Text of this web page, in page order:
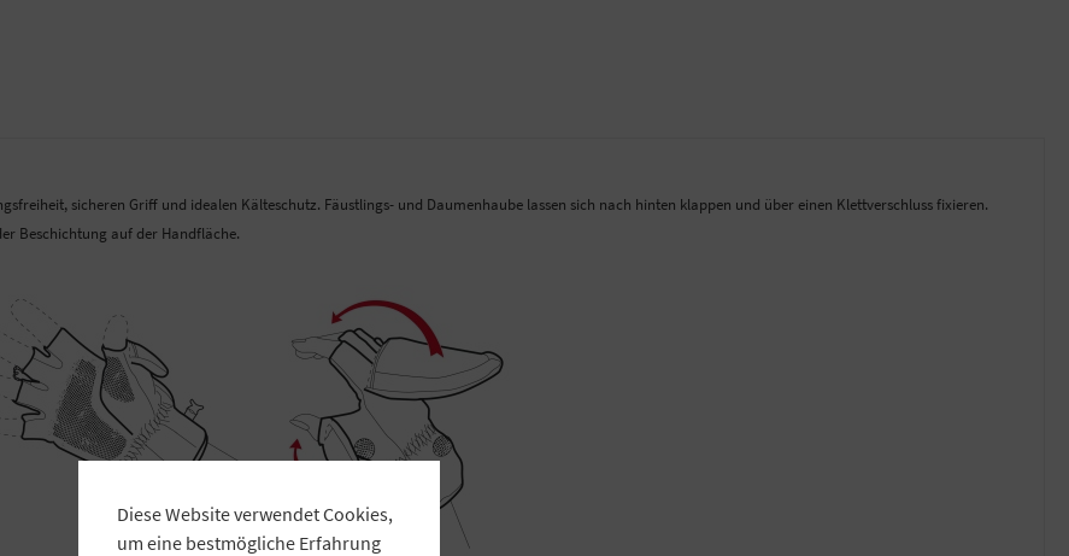
sicheren Griff und idealen Kälteschutz. Fäustlings- und Daumenhaube lassen sich nach hinten klappen und über einen Klettverschluss fixieren.
Beschichtung auf der Handfläche.
Diese Website verwendet Cookies,
um eine bestmögliche Erfahrung